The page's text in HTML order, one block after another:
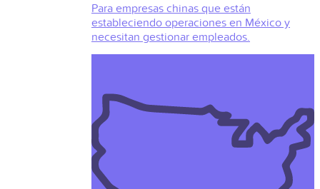
Para empresas chinas que están
estableciendo operaciones en México y
necesitan gestionar empleados.